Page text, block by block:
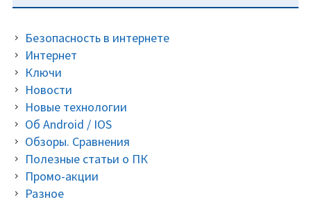
год.
5.3
ПАНЕЛЬ
Безопасность в интернете
Интернет
Ключи
Новости
Новые технологии
Об Android / IOS
Обзоры. Сравнения
Полезные статьи о ПК
Промо-акции
Разное